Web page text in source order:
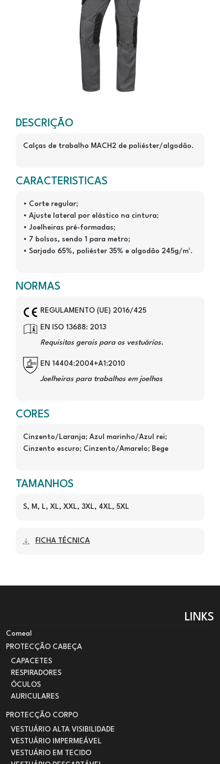
M2PA3 - Cinzento/Laranja
DESCRIÇÃO
Calças de trabalho MACH2 de poliéster/algodão.
CARACTERISTICAS
• Corte regular;
• Ajuste lateral por elástico na cintura;
• Joelheiras pré-formadas;
• 7 bolsos, sendo 1 para metro;
• Sarjado 65%, poliéster 35% e algodão 245g/m².
NORMAS
ImageREGULAMENTO (UE) 2016/425
ImageEN ISO 13688: 2013
Requisitos gerais para os vestuários.
ImageEN 14404:2004+A1:2010
Joelheiras para trabalhos em joelhos
CORES
Cinzento/Laranja; Azul marinho/Azul rei;
Cinzento escuro; Cinzento/Amarelo; Bege
TAMANHOS
S, M, L, XL, XXL, 3XL, 4XL, 5XL
FICHA TÉCNICA
LINKS
Comeal
PROTECÇÃO CABEÇA
CAPACETES
RESPIRADORES
ÓCULOS
AURICULARES
PROTECÇÃO CORPO
VESTUÁRIO ALTA VISIBILIDADE
VESTUÁRIO IMPERMEÁVEL
VESTUÁRIO EM TECIDO